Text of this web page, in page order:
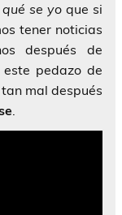
se yoque si
tener noticias
después de
pedazo de
mal después
.